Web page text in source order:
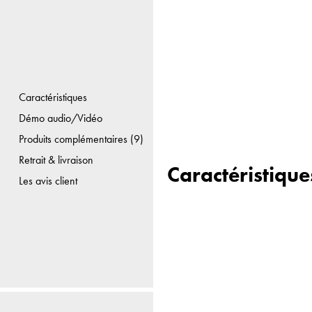
Caractéristiques
Démo audio/Vidéo
Produits complémentaires (9)
Retrait & livraison
Les avis client